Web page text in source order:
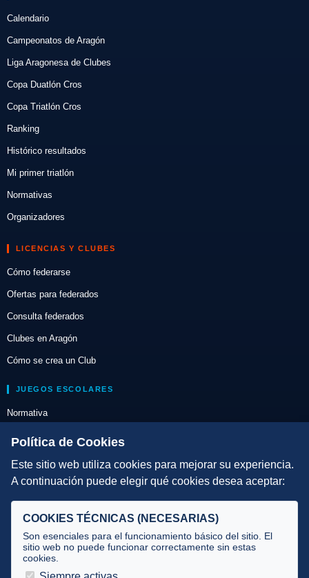
Calendario
Campeonatos de Aragón
Liga Aragonesa de Clubes
Copa Duatlón Cros
Copa Triatlón Cros
Ranking
Histórico resultados
Mi primer triatlón
Normativas
Organizadores
LICENCIAS Y CLUBES
Cómo federarse
Ofertas para federados
Consulta federados
Clubes en Aragón
Cómo se crea un Club
JUEGOS ESCOLARES
Normativa
Escuelas de Triatlón
DIRECCIÓN TÉCNICA
Selecciones
Tecnificación
JUECES Y OFICIALES
Política de Cookies
Este sitio web utiliza cookies para mejorar su experiencia.
A continuación puede elegir qué cookies desea aceptar:
COOKIES TÉCNICAS (NECESARIAS)
Son esenciales para el funcionamiento básico del sitio. El
sitio web no puede funcionar correctamente sin estas
cookies.